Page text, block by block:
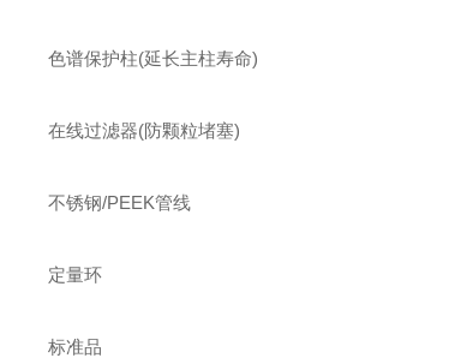
色谱保护柱(延长主柱寿命)
在线过滤器(防颗粒堵塞)
不锈钢/PEEK管线
定量环
标准品